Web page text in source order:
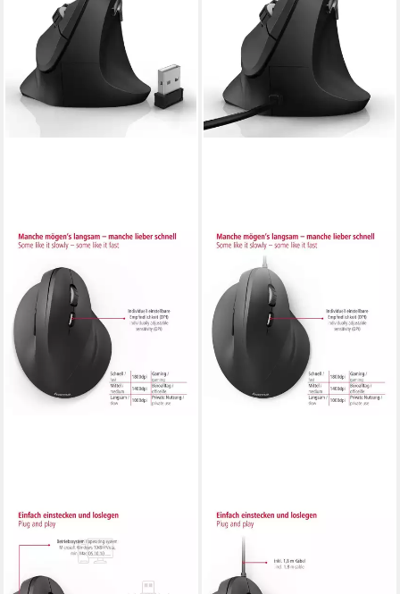
HAMA
Ergonomische vertikale
Funkmaus für PC Laptop,
ohne Kabel, Schwarz
HAMA
Ergonomische vertikale Maus
für PC Laptop, mit Kabel, 1,8
m, Schwarz ergonomische